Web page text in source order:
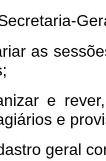
as
e
e
geral